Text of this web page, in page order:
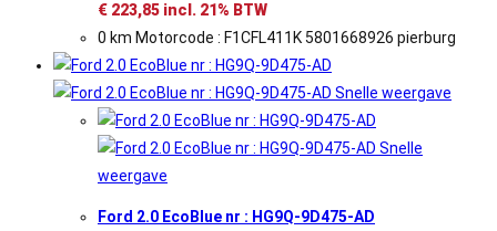
€ 223,85 incl. 21% BTW
0 km Motorcode : F1CFL411K 5801668926 pierburg
Snelle weergave
Snelle
weergave
Ford 2.0 EcoBlue nr : HG9Q-9D475-AD